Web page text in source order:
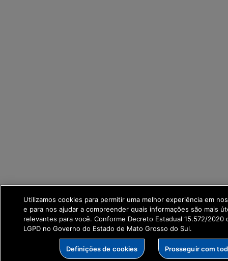
Utilizamos cookies para permitir uma melhor experiência em
e para nos ajudar a compreender quais informações são mais
relevantes para você. Conforme Decreto Estadual 15.572/2020
LGPD no Governo do Estado de Mato Grosso do Sul.
Definições de cookies Prosseguir com